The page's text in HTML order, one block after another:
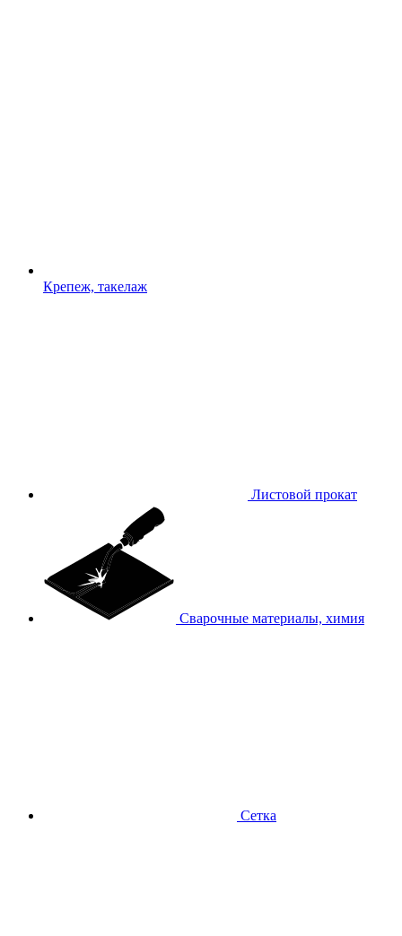
Крепеж, такелаж
Листовой прокат
Сварочные материалы, химия
Сетка